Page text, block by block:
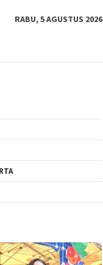
RABU, 5 AGUSTUS 2026